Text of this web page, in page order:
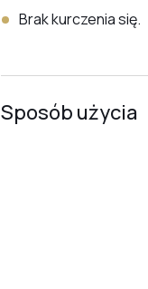
Brak kurczenia się.
Sposób użycia